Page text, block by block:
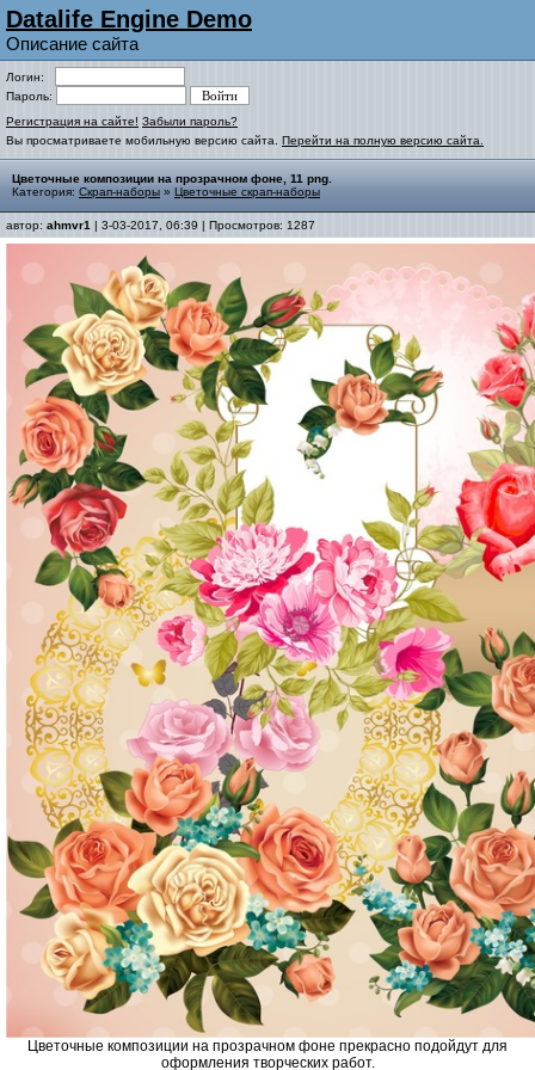
Datalife Engine Demo
Описание сайта
Логин:
Пароль:
Регистрация на сайте! Забыли пароль?
Вы просматриваете мобильную версию сайта. Перейти на полную версию сайта.
Цветочные композиции на прозрачном фоне, 11 png.
Категория: Скрап-наборы » Цветочные скрап-наборы
автор: ahmvr1 | 3-03-2017, 06:39 | Просмотров: 1287
Цветочные композиции на прозрачном фоне прекрасно подойдут для
оформления творческих работ.